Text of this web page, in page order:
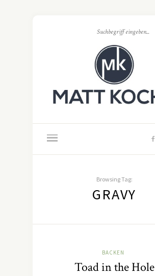
Browsing Tag:
GRAVY
BACKEN
Toad in the Hole